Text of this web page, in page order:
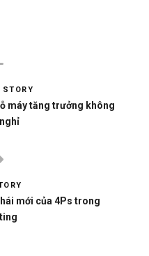
STORY
máy tăng trưởng không
mới của 4Ps trong